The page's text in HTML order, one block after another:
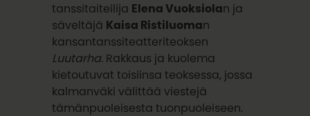
tanssitaiteilija Elena Vuoksiolan ja
säveltäjä Kaisa Ristiluoman
kansantanssiteatteriteoksen
Luutarha. Rakkaus ja kuolema
kietoutuvat toisiinsa teoksessa, jossa
kalmanväki välittää viestejä
tämänpuoleisesta tuonpuoleiseen.